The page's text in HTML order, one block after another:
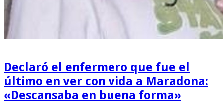
Declaró el enfermero que fue el
último en ver con vida a Maradona:
«Descansaba en buena forma»